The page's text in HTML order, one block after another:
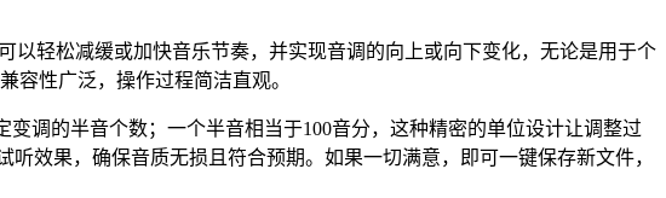
轻松减缓或加快音乐节奏，并实现音调的向上或向下变化，无论是用于个
容性广泛，操作过程简洁直观。
调的半音个数；一个半音相当于100音分，这种精密的单位设计让调整过
效果，确保音质无损且符合预期。如果一切满意，即可一键保存新文件，